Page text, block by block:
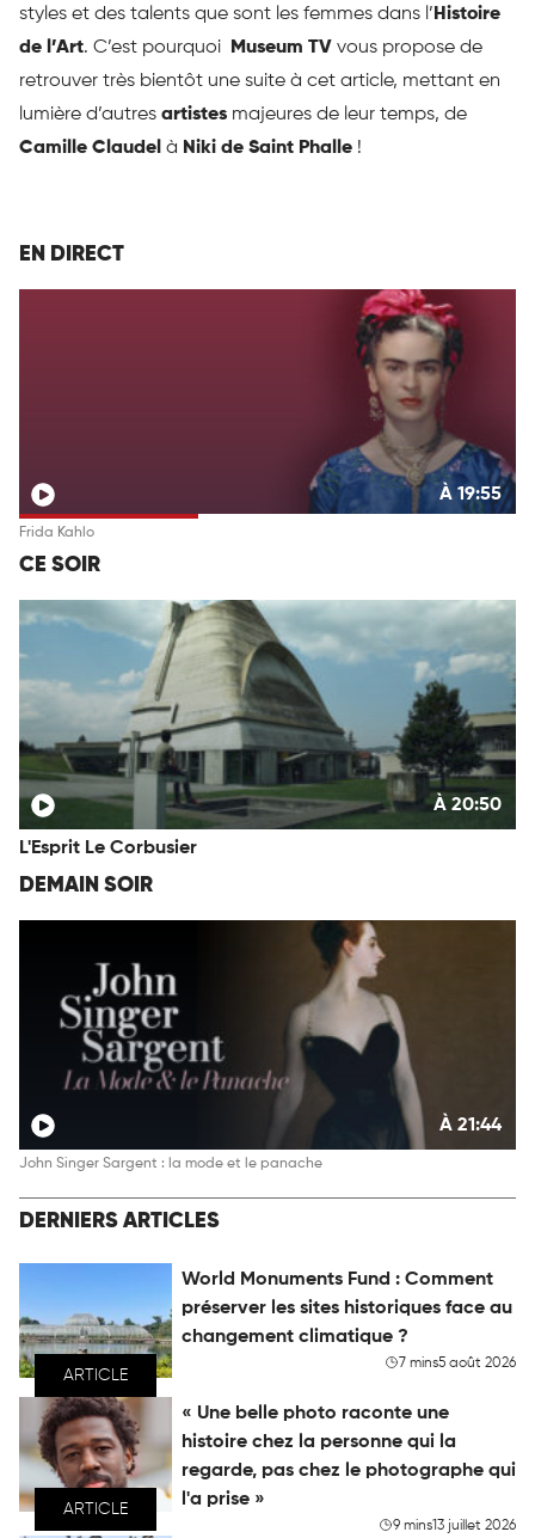
styles et des talents que sont les femmes dans l’Histoire
de l’Art. C’est pourquoi Museum TV vous propose de
retrouver très bientôt une suite à cet article, mettant en
lumière d’autres artistes majeures de leur temps, de
Camille Claudel à Niki de Saint Phalle !
EN DIRECT
À 19:55
Frida Kahlo
CE SOIR
À 20:50
L'Esprit Le Corbusier
DEMAIN SOIR
À 21:44
John Singer Sargent : la mode et le panache
DERNIERS ARTICLES
ARTICLE
World Monuments Fund : Comment
préserver les sites historiques face au
changement climatique ?
7 mins5 août 2026
ARTICLE
« Une belle photo raconte une
histoire chez la personne qui la
regarde, pas chez le photographe qui
l'a prise »
9 mins13 juillet 2026